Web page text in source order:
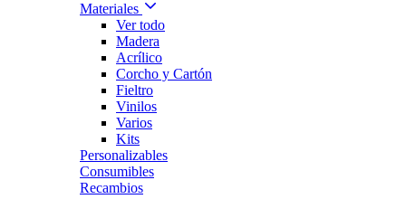
Materiales
Ver todo
Madera
Acrílico
Corcho y Cartón
Fieltro
Vinilos
Varios
Kits
Personalizables
Consumibles
Recambios